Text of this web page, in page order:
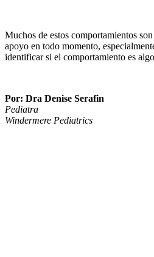
Muchos de estos comportamientos
apoyo en todo momento,
identificar si el comportamiento es
Por: Dra Denise Serafin
Pediatra
Windermere Pediatrics